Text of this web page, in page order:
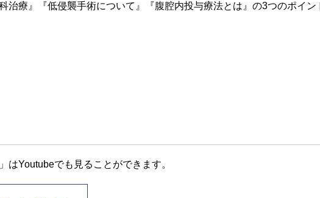
治療』『低侵襲手術について』『腹腔内投与療法とは』の3つのポイン
Youtubeでも見ることができます。